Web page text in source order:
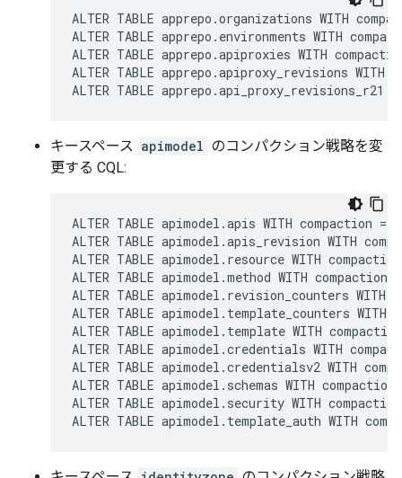
ALTER TABLE apprepo.organizations WITH
ALTER TABLE apprepo.environments WITH
ALTER TABLE apprepo.apiproxies WITH
ALTER TABLE apprepo.apiproxy_revisions
ALTER TABLE
キースペース apimodel のコンパクション戦略を変
更する CQL:
ALTER TABLE apimodel.apis WITH
ALTER TABLE apimodel.apis_revision WITH
ALTER TABLE apimodel.resource WITH
ALTER TABLE apimodel.method WITH
ALTER TABLE apimodel.revision_counters
ALTER TABLE apimodel.template_counters
ALTER TABLE apimodel.template WITH
ALTER TABLE apimodel.credentials WITH
ALTER TABLE apimodel.credentialsv2 WITH
ALTER TABLE apimodel.schemas WITH
ALTER TABLE apimodel.security WITH
ALTER TABLE apimodel.template_auth WITH